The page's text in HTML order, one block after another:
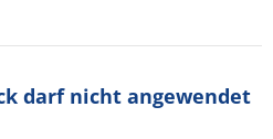
darf nicht angewendet